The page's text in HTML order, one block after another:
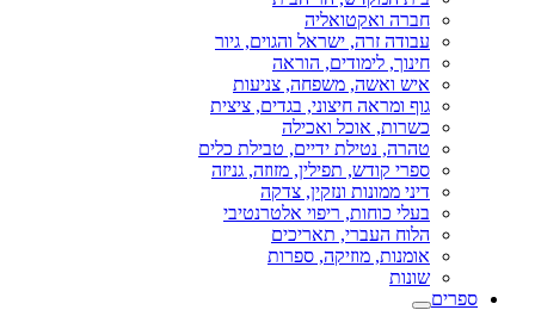
חברה ואקטואליה
עבודה זרה, ישראל והגוים, גיור
חינוך, לימודים, הוראה
איש ואשה, משפחה, צניעות
גוף ומראה חיצוני, בגדים, ציצית
כשרות, אוכל ואכילה
טהרה, נטילת ידיים, טבילת כלים
ספרי קודש, תפילין, מזוזה, גניזה
דיני ממונות ונזקין, צדקה
בעלי כוחות, ריפוי אלטרנטיבי
הלוח העברי, תאריכים
אומנות, מוזיקה, ספרות
שונות
ספרים